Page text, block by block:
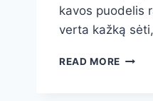
kavos puodelis
verta kažką
READ MORE KĄ